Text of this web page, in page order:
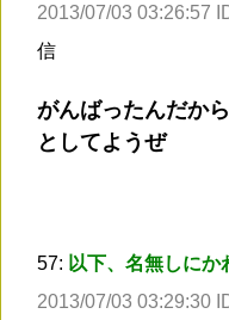
2013/07/03 03:26:57
信
がんばったんだか
としてようぜ
57: 以下、名無しに
2013/07/03 03:29:30